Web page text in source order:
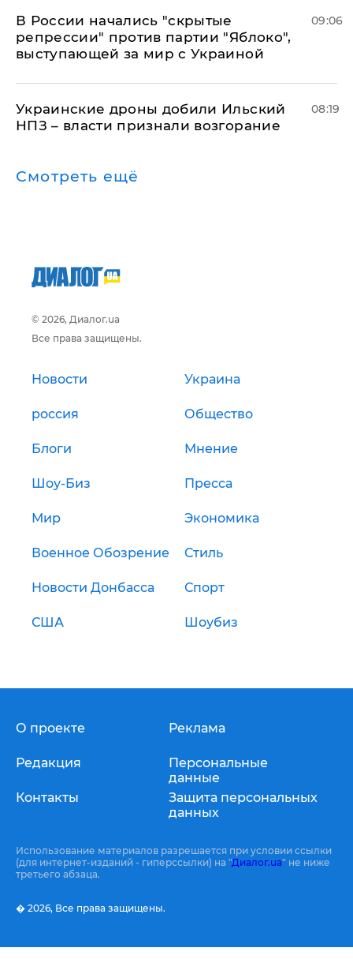
В России начались "скрытые
репрессии" против партии "Яблоко",
выступающей за мир с Украиной
09:06
Украинские дроны добили Ильский
НПЗ – власти признали возгорание
08:19
Смотреть ещё
© 2026, Диалог.ua
Все права защищены.
Новости Украина
россия Общество
Блоги Мнение
Шоу-Биз Пресса
Мир Экономика
Военное Обозрение Стиль
Новости Донбасса Спорт
США Шоубиз
О проекте
Редакция
Контакты
Реклама
Персональные
данные
Защита персональных
данных
Использование материалов разрешается при условии ссылки
(для интернет-изданий - гиперссылки) на "Диалог.ua" не ниже
третьего абзаца.
� 2026, Все права защищены.